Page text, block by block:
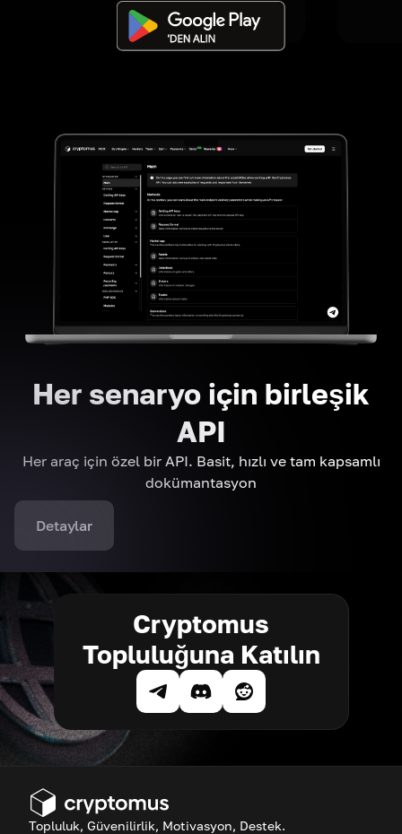
Her senaryo için birleşik
API
Her araç için özel bir API. Basit, hızlı ve tam kapsamlı
dokümantasyon
Detaylar
Cryptomus
Topluluğuna Katılın
Topluluk, Güvenilirlik, Motivasyon, Destek.